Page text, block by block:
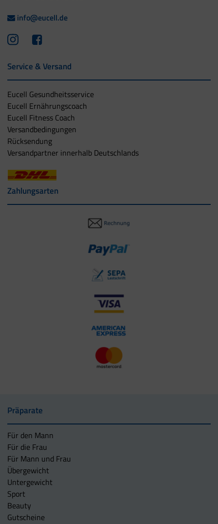
info@eucell.de
Service & Versand
Eucell Gesundheitsservice
Eucell Ernährungscoach
Eucell Fitness Coach
Versandbedingungen
Rücksendung
Versandpartner innerhalb Deutschlands
Zahlungsarten
Präparate
Für den Mann
Für die Frau
Für Mann und Frau
Übergewicht
Untergewicht
Sport
Beauty
Gutscheine